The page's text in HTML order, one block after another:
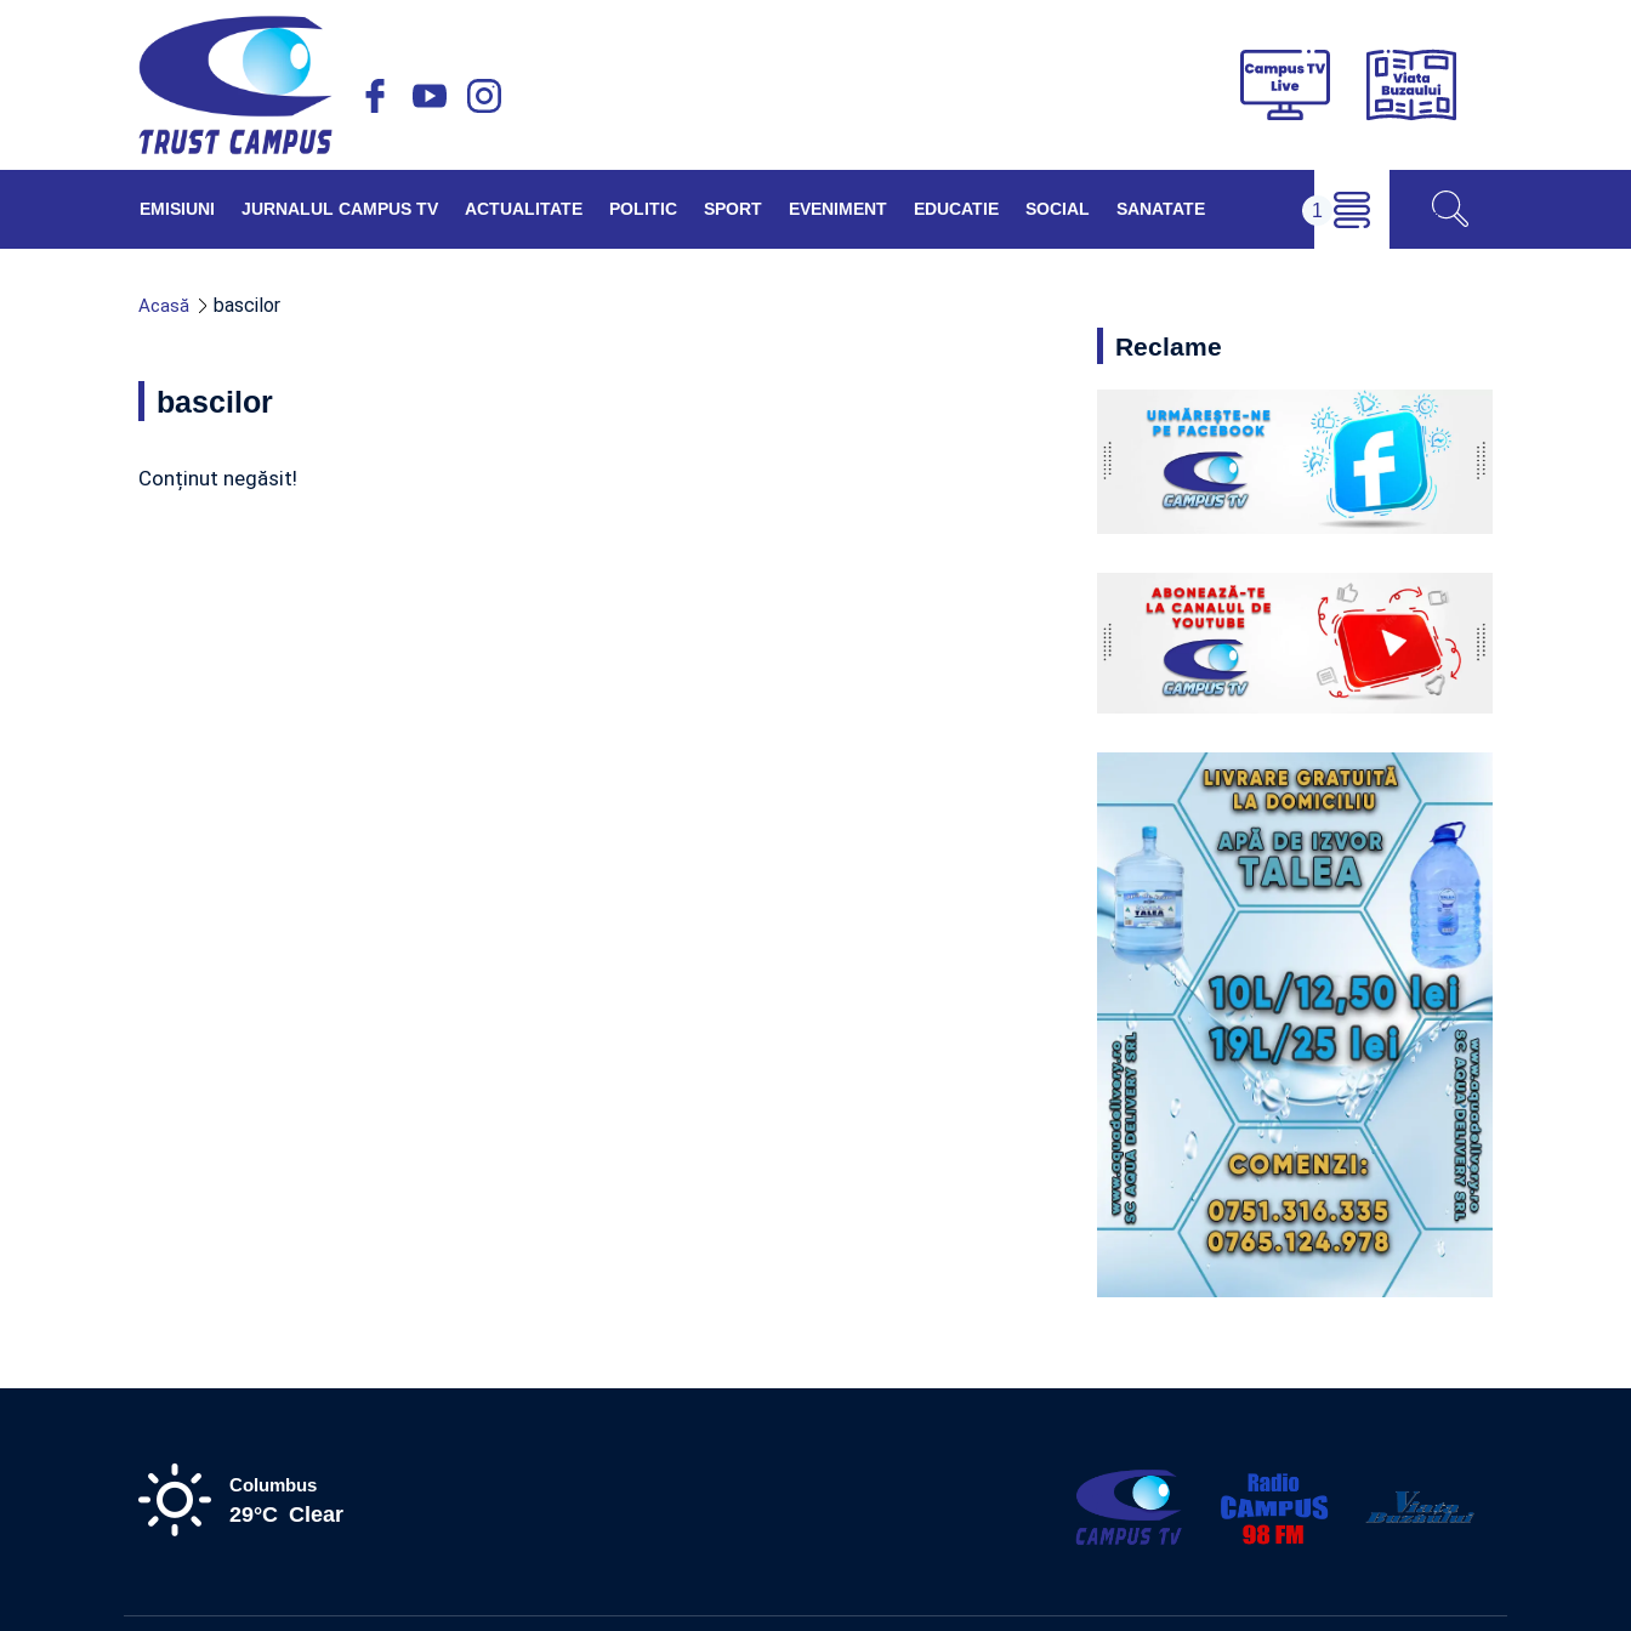
Campus
Viața
EMISIUNI JURNALUL CAMPUS TV ACTUALITATE POLITIC SPORT EVENIMENT EDUCATIE SOCIAL SANATATE
Acasă bascilor
bascilor
Conținut negăsit!
Reclame
Columbus
29°C Clear